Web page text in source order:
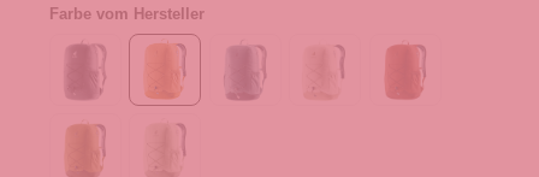
Farbe vom Hersteller